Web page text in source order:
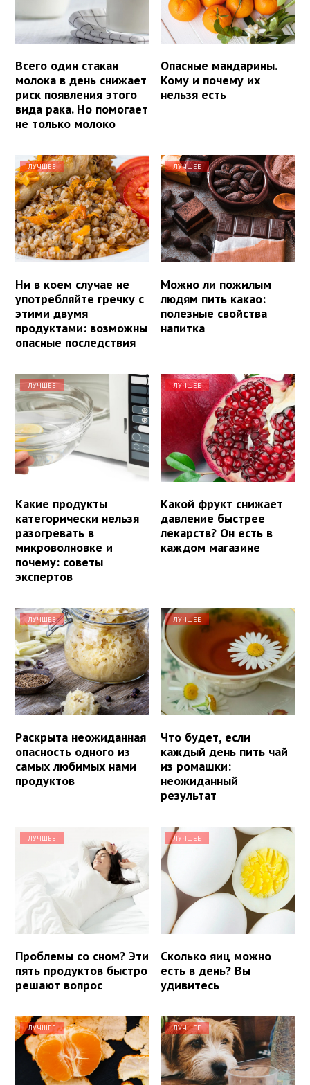
Всего один стакан
молока в день снижает
риск появления этого
вида рака. Но помогает
не только молоко
Опасные мандарины.
Кому и почему их
нельзя есть
ЛУЧШЕЕ
Ни в коем случае не
употребляйте гречку с
этими двумя
продуктами: возможны
опасные последствия
ЛУЧШЕЕ
Можно ли пожилым
людям пить какао:
полезные свойства
напитка
ЛУЧШЕЕ
Какие продукты
категорически нельзя
разогревать в
микроволновке и
почему: советы
экспертов
ЛУЧШЕЕ
Какой фрукт снижает
давление быстрее
лекарств? Он есть в
каждом магазине
ЛУЧШЕЕ
Раскрыта неожиданная
опасность одного из
самых любимых нами
продуктов
ЛУЧШЕЕ
Что будет, если
каждый день пить чай
из ромашки:
неожиданный
результат
ЛУЧШЕЕ
Проблемы со сном? Эти
пять продуктов быстро
решают вопрос
ЛУЧШЕЕ
Сколько яиц можно
есть в день? Вы
удивитесь
ЛУЧШЕЕ ЛУЧШЕЕ